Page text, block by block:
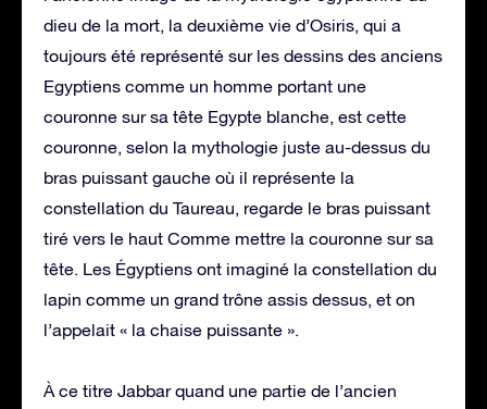
dieu de la mort, la deuxième vie d’Osiris, qui a
toujours été représenté sur les dessins des anciens
Egyptiens comme un homme portant une
couronne sur sa tête Egypte blanche, est cette
couronne, selon la mythologie juste au-dessus du
bras puissant gauche où il représente la
constellation du Taureau, regarde le bras puissant
tiré vers le haut Comme mettre la couronne sur sa
tête. Les Égyptiens ont imaginé la constellation du
lapin comme un grand trône assis dessus, et on
l’appelait « la chaise puissante ».
À ce titre Jabbar quand une partie de l’ancien